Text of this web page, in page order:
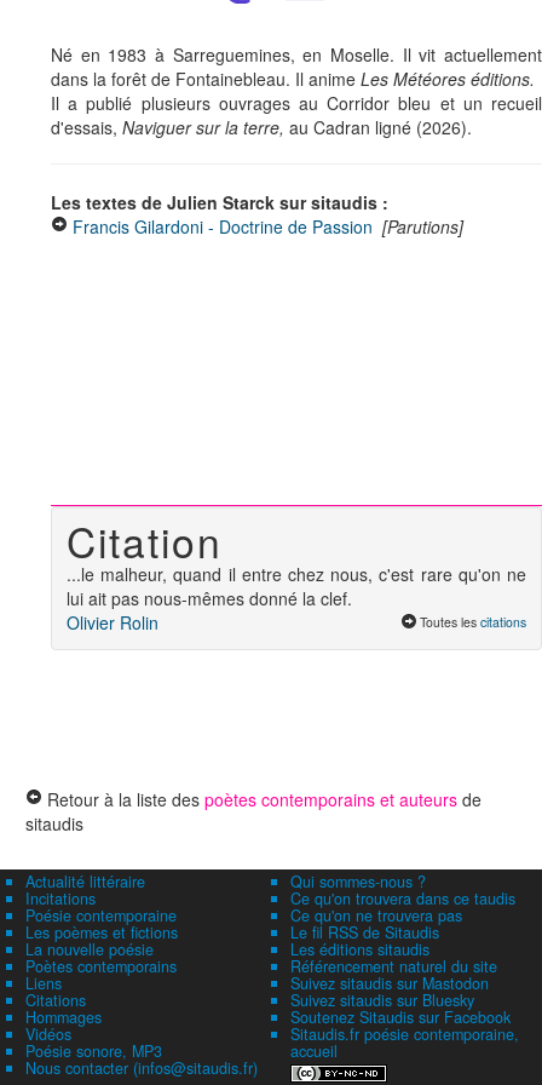
Né en 1983 à Sarreguemines, en Moselle. Il vit actuellement
dans la forêt de Fontainebleau. Il anime Les Météores éditions.
Il a publié plusieurs ouvrages au Corridor bleu et un recueil
d'essais, Naviguer sur la terre, au Cadran ligné (2026).
Les textes de Julien Starck sur sitaudis :
Francis Gilardoni - Doctrine de Passion [Parutions]
Citation
...le malheur, quand il entre chez nous, c'est rare qu'on ne
lui ait pas nous-mêmes donné la clef.
Olivier Rolin
Toutes les citations
Retour à la liste des poètes contemporains et auteurs de
sitaudis
Actualité littéraire
Incitations
Poésie contemporaine
Les poèmes et fictions
La nouvelle poésie
Poètes contemporains
Liens
Citations
Hommages
Vidéos
Poésie sonore, MP3
Nous contacter (infos@sitaudis.fr)
Qui sommes-nous ?
Ce qu'on trouvera dans ce taudis
Ce qu'on ne trouvera pas
Le fil RSS de Sitaudis
Les éditions sitaudis
Référencement naturel du site
Suivez sitaudis sur Mastodon
Suivez sitaudis sur Bluesky
Soutenez Sitaudis sur Facebook
Sitaudis.fr poésie contemporaine,
accueil